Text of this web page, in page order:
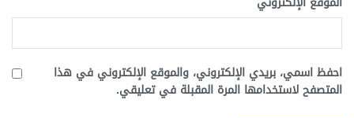
احفظ اسمي، بريدي الإلكتروني، والموقع الإلكتروني في هذا
المتصفح لاستخدامها المرة المقبلة في تعليقي.